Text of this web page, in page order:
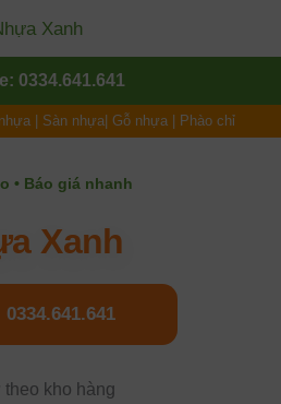
0334.641.641
Sàn nhựa Gỗ nhựa Phào chỉ
• Báo giá nhanh
Xanh
kho hàng